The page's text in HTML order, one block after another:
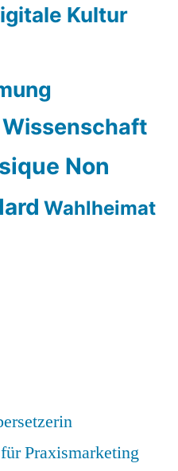
Kultur
Non
Wahlheimat
Praxismarketing